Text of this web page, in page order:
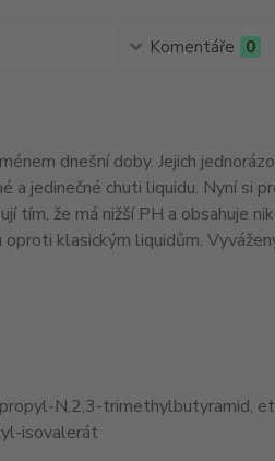
Komentáře 0
dnešní doby. Jejich
jedinečné chuti liquidu. Nyní si
tím, že má nižší PH a obsahuje
klasickým liquidům.
N,2,3-trimethylbutyramid,
isovalerát